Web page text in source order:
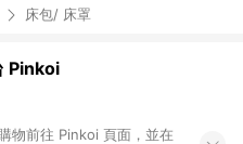
床包/ 床罩
Pinkoi
物前往 Pinkoi 頁面，並在